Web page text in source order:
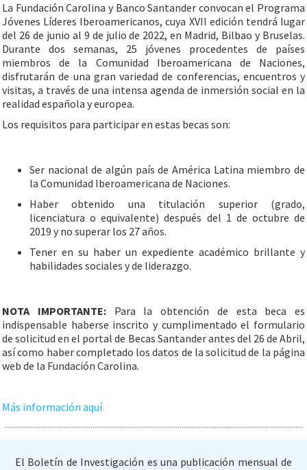
La Fundación Carolina y Banco Santander convocan el Programa
Jóvenes Líderes Iberoamericanos, cuya XVII edición tendrá lugar
del 26 de junio al 9 de julio de 2022, en Madrid, Bilbao y Bruselas.
Durante dos semanas, 25 jóvenes procedentes de países
miembros de la Comunidad Iberoamericana de Naciones,
disfrutarán de una gran variedad de conferencias, encuentros y
visitas, a través de una intensa agenda de inmersión social en la
realidad española y europea.
Los requisitos para participar en estas becas son:
Ser nacional de algún país de América Latina miembro de
la Comunidad Iberoamericana de Naciones.
Haber obtenido una titulación superior (grado,
licenciatura o equivalente) después del 1 de octubre de
2019 y no superar los 27 años.
Tener en su haber un expediente académico brillante y
habilidades sociales y de liderazgo.
NOTA IMPORTANTE: Para la obtención de esta beca es
indispensable haberse inscrito y cumplimentado el formulario
de solicitud en el portal de Becas Santander antes del 26 de Abril,
así como haber completado los datos de la solicitud de la página
web de la Fundación Carolina.
Más información aquí
El Boletín de Investigación es una publicación mensual de